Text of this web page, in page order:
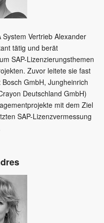
System Vertrieb Alexander
tätig und berät
SAP-Lizenzierungsthemen
Zuvor leitete sie fast
GmbH, Jungheinrich
Deutschland GmbH)
mit dem Ziel
SAP-Lizenzvermessung